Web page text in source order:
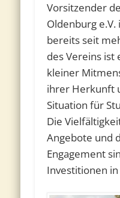
Vorsitzender
Oldenburg
bereits seit
des Vereins ist
kleiner
ihrer Herkunft
Situation für
Die
Angebote und
Engagement
Investitionen